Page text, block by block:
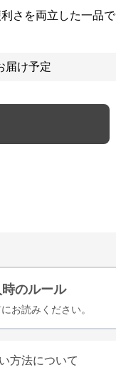
さを両立した一品で
届け予定
のルール
お読みください。
方法について